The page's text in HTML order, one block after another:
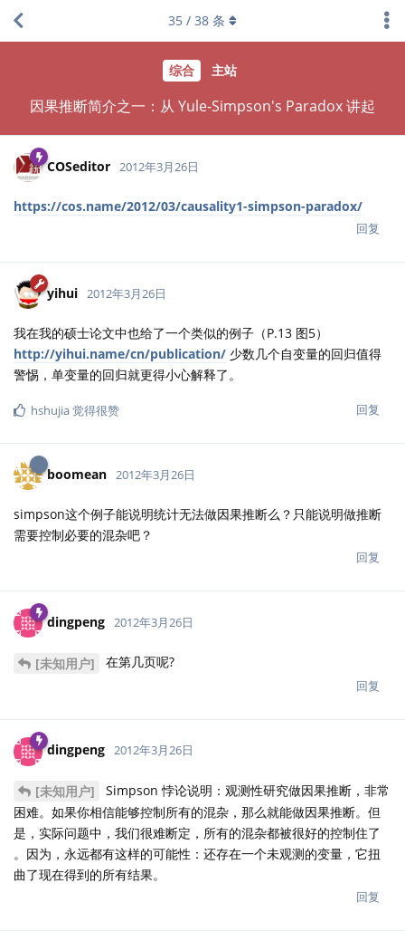
综合 主站
因果推断简介之一：从 Yule-Simpson's Paradox 讲起
35 / 38 条
COSeditor 2012年3月26日
https://cos.name/2012/03/causality1-simpson-paradox/
回复
yihui 2012年3月26日
我在我的硕士论文中也给了一个类似的例子（P.13 图5）
http://yihui.name/cn/publication/ 少数几个自变量的回归值得
警惕，单变量的回归就更得小心解释了。
回复
hshujia觉得很赞
boomean 2012年3月26日
simpson这个例子能说明统计无法做因果推断么？只能说明做推断
需要控制必要的混杂吧？
回复
dingpeng 2012年3月26日
[未知用户] 在第几页呢?
回复
dingpeng 2012年3月26日
[未知用户]
Simpson 悖论说明：观测性研究做因果推断，非常
困难。如果你相信能够控制所有的混杂，那么就能做因果推断。但
是，实际问题中，我们很难断定，所有的混杂都被很好的控制住了
。因为，永远都有这样的可能性：还存在一个未观测的变量，它扭
曲了现在得到的所有结果。
回复